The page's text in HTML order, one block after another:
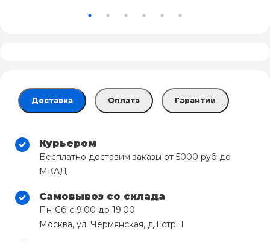
Доставка Оплата Гарантии
Курьером
Бесплатно доставим заказы от 5000 руб до
МКАД
Самовывоз со склада
Пн-Сб с 9:00 до 19:00
Москва, ул. Чермянская, д.1 стр. 1